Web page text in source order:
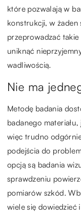
które pozwalają w
konstrukcji, w żaden
przeprowadzać
uniknąć
wadliwością.
Nie ma
Metodę badania
badanego
więc trudno
podejścia do
opcją są badania
sprawdzeniu
pomiarów szkód.
wiele się dowiedzieć